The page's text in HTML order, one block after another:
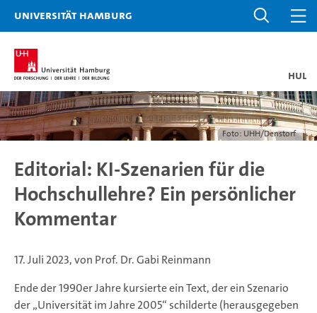
Universität Hamburg
HUL
Foto: UHH/Denstorf
Editorial: KI-Szenarien für die
Hochschullehre? Ein persönlicher
Kommentar
17. Juli 2023, von Prof. Dr. Gabi Reinmann
Ende der 1990er Jahre kursierte ein Text, der ein Szenario
der „Universität im Jahre 2005“ schilderte (herausgegeben